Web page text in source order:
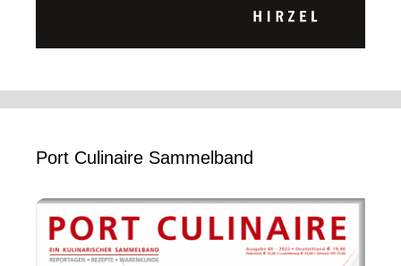
Port Culinaire Sammelband